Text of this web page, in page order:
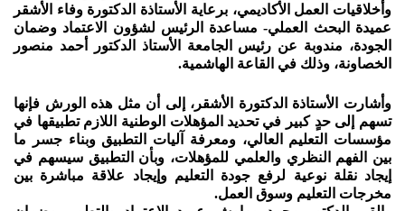
وأخلاقيات العمل الأكاديمي، برعاية الأستاذة الدكتورة وفاء الأشقر
عميدة البحث العملي- مساعدة الرئيس لشؤون الاعتماد وضمان
الجودة، مندوبة عن رئيس الجامعة الأستاذ الدكتور أحمد منصور
الخصاونة، وذلك في القاعة الهاشمية.
وأشارت الأستاذة الدكتورة الأشقر، إلى أن مثل هذه الورش فإنها
تسهم إلى حدٍ كبير في تحديد المؤهلات الوطنية اللازم تطبيقها في
مؤسسات التعليم العالي، ومعرفة آليات التطبيق وبناء جسر ما
بين الفهم النظري والعلمي للمؤهلات، وبأن التطبيق سيسهم في
إيجاد نقلة نوعية لرفع جودة التعليم وإيجاد علاقة مباشرة بين
مخرجات التعليم وسوق العمل.